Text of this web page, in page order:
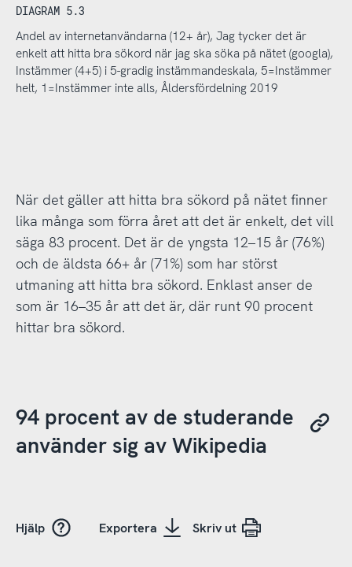
DIAGRAM 5.3
Andel av internetanvändarna (12+ år), Jag tycker det är
enkelt att hitta bra sökord när jag ska söka på nätet (googla),
Instämmer (4+5) i 5-gradig instämmandeskala, 5=Instämmer
helt, 1=Instämmer inte alls, Åldersfördelning 2019
När det gäller att hitta bra sökord på nätet finner
lika många som förra året att det är enkelt, det vill
säga 83 procent. Det är de yngsta 12–15 år (76%)
och de äldsta 66+ år (71%) som har störst
utmaning att hitta bra sökord. Enklast anser de
som är 16–35 år att det är, där runt 90 procent
hittar bra sökord.
94 procent av de studerande
använder sig av Wikipedia
Hjälp Exportera Skriv ut